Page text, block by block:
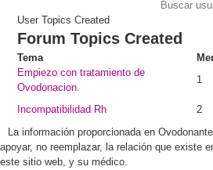
User Topics Created
Forum Topics Created
Tema
Empiezo con tratamiento de
Ovodonacion.
1
Incompatibilidad Rh
2
La información proporcionada en
apoyar, no reemplazar, la relación que existe
este sitio web, y su médico.